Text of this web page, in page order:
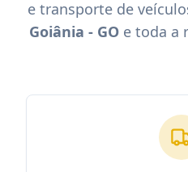
e transporte de
Goiânia - GO e toda a